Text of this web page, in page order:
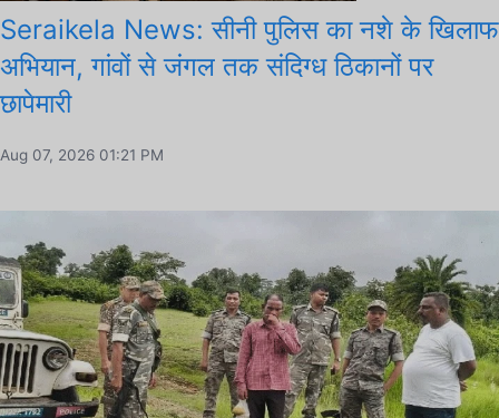
Seraikela News: सीनी पुलिस का नशे के खिलाफ
अभियान, गांवों से जंगल तक संदिग्ध ठिकानों पर
छापेमारी
Aug 07, 2026 01:21 PM